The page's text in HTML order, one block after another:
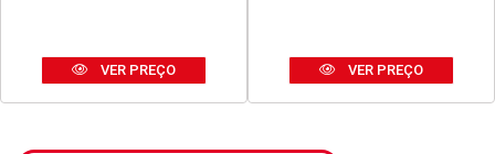
VER PREÇO VER PREÇO